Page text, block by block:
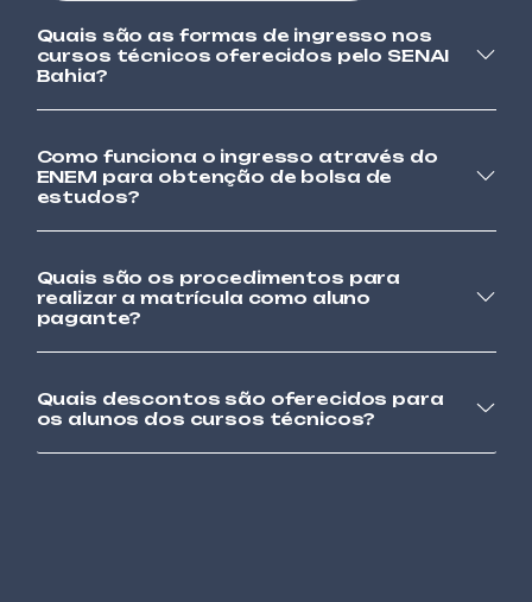
AUTOMAÇÃO
CONTROLADOR LÓGICO PROGRAMÁVEL
AUTOMAÇÃO
CONTROLADOR LÓGICO PROGRAMÁVEL
BÁSICO – CLP
TÊXTIL
COSTURA INDUSTRIAL DE MÁQUINA RETA E
OVERLOCK
COSTURA INDUSTRIAL EM MÁQUINA
OVERLOCK
Quais são as formas de ingresso nos
cursos técnicos oferecidos pelo SENAI
Bahia?
Como funciona o ingresso através do
ENEM para obtenção de bolsa de
estudos?
Quais são os procedimentos para
realizar a matrícula como aluno
pagante?
Quais descontos são oferecidos para
os alunos dos cursos técnicos?